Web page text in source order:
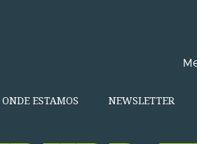
ONDE ESTAMOS NEWSLETTER